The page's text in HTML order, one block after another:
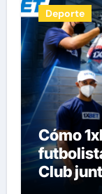
Deporte
Cómo
Club